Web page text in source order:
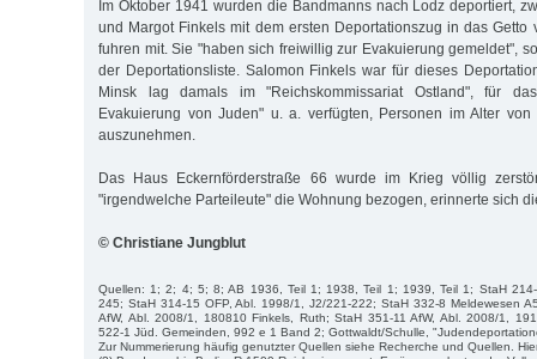
Im Oktober 1941 wurden die Bandmanns nach Lodz deportiert,
und Margot Finkels mit dem ersten Deportationszug in das Getto
fuhren mit. Sie "haben sich freiwillig zur Evakuierung gemeldet",
der Deportationsliste. Salomon Finkels war für dieses
Minsk lag damals im "Reichskommissariat Ostland", für
Evakuierung von Juden" u. a. verfügten, Personen im Alter
auszunehmen.
Das Haus Eckernförderstraße 66 wurde im Krieg völlig
"irgendwelche Parteileute" die Wohnung bezogen, erinnerte sich
© Christiane Jungblut
Quellen: 1; 2; 4; 5; 8; AB 1936, Teil 1; 1938, Teil 1; 1939, Teil 1; StaH 214-
245; StaH 314-15 OFP, Abl. 1998/1, J2/221-222; StaH 332-8 Meldewesen
AfW, Abl. 2008/1, 180810 Finkels, Ruth; StaH 351-11 AfW, Abl. 2008/1,
522-1 Jüd. Gemeinden, 992 e 1 Band 2; Gottwaldt/Schulle,
Zur Nummerierung häufig genutzter Quellen siehe Recherche und Quellen.